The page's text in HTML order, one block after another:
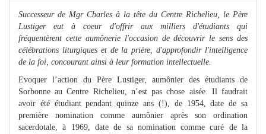
Successeur de Mgr Charles à la tête du Centre Richelieu, le Père
Lustiger eut à coeur d'offrir aux milliers d'étudiants qui
fréquentèrent cette aumônerie l'occasion de découvrir le sens des
célébrations liturgiques et de la prière, d'approfondir l'intelligence
de la foi, concourant ainsi à leur formation intellectuelle.
Evoquer l’action du Père Lustiger, aumônier des étudiants de
Sorbonne au Centre Richelieu, n’est pas chose aisée. Il faudrait
avoir été étudiant pendant quinze ans (!), de 1954, date de sa
première nomination comme aumônier après son ordination
sacerdotale, à 1969, date de sa nomination comme curé de la